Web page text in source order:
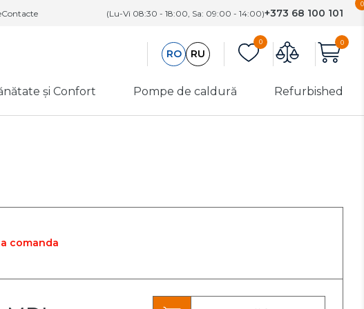
Contacte (Lu-Vi 08:30 - 18:00, Sa: 09:00 - 14:00)+373 68 100 101
RO RU
0
0
0
Sănătate și
de apă
Utilaj de
Refurbished
minime
componentelor
și Confort Pompe de caldură Refurbished
comanda